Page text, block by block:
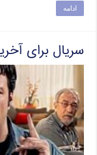
ادامه
سریال برای آخرین